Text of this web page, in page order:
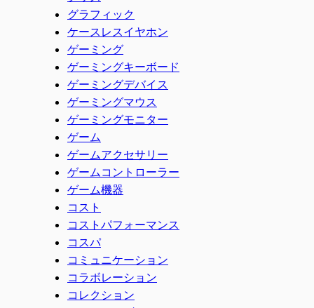
グラフィック
ケースレスイヤホン
ゲーミング
ゲーミングキーボード
ゲーミングデバイス
ゲーミングマウス
ゲーミングモニター
ゲーム
ゲームアクセサリー
ゲームコントローラー
ゲーム機器
コスト
コストパフォーマンス
コスパ
コミュニケーション
コラボレーション
コレクション